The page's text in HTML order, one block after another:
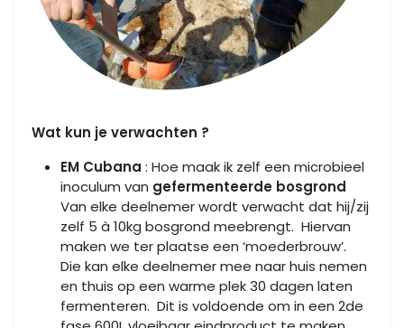
Wat kun je verwachten ?
EM Cubana : Hoe maak ik zelf een microbieel
inoculum van gefermenteerde bosgrond
Van elke deelnemer wordt verwacht dat hij/zij
zelf 5 à 10kg bosgrond meebrengt. Hiervan
maken we ter plaatse een ‘moederbrouw’.
Die kan elke deelnemer mee naar huis nemen
en thuis op een warme plek 30 dagen laten
fermenteren. Dit is voldoende om in een 2de